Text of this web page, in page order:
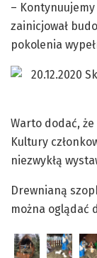
–
zainicjował
pokolenia
Warto dodać,
Kultury
niezwykłą
Drewnianą
można oglądać